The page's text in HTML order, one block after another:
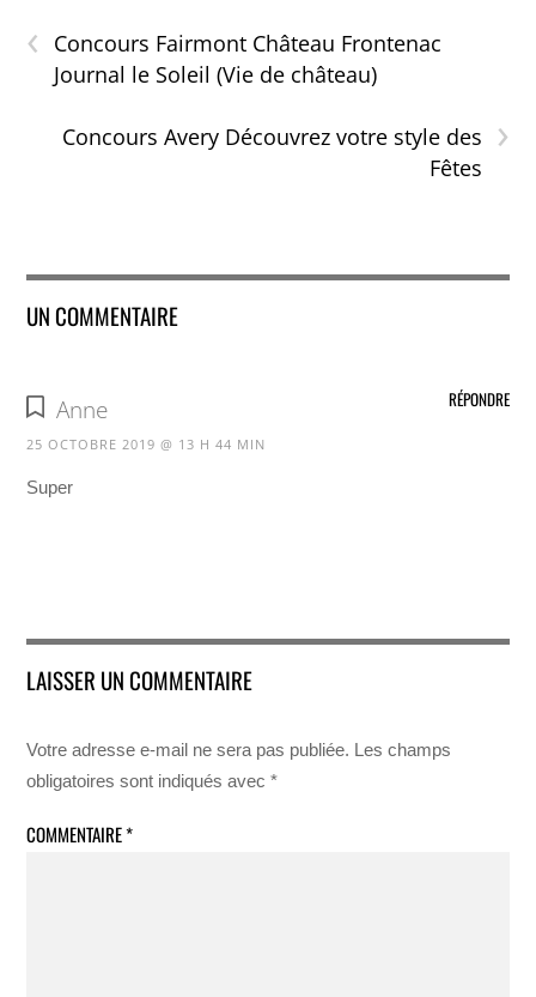
‹
Concours Fairmont Château Frontenac
Journal le Soleil (Vie de château)
›
Concours Avery Découvrez votre style des
Fêtes
UN COMMENTAIRE
Anne
25 OCTOBRE 2019 @ 13 H 44 MIN
Super
RÉPONDRE
LAISSER UN COMMENTAIRE
Votre adresse e-mail ne sera pas publiée. Les champs
obligatoires sont indiqués avec*
COMMENTAIRE*